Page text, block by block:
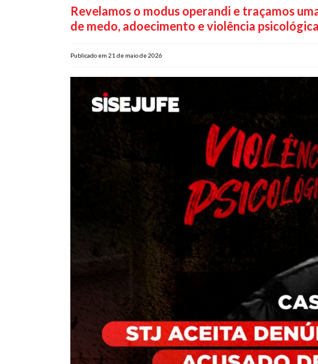
Revelamos o modus operandi e traçamos
de medo, adoecimento e violência
Publicado em 21 de maio de 2026